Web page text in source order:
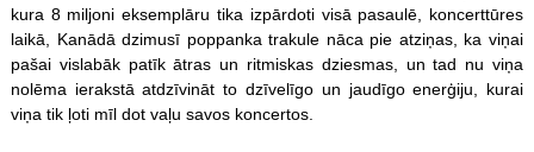
kura 8 miljoni eksemplāru tika izpārdoti visā pasaulē, koncerttūres
laikā, Kanādā dzimusī poppanka trakule nāca pie atziņas, ka viņai
pašai vislabāk patīk ātras un ritmiskas dziesmas, un tad nu viņa
nolēma ierakstā atdzīvināt to dzīvelīgo un jaudīgo enerģiju, kurai
viņa tik ļoti mīl dot vaļu savos koncertos.